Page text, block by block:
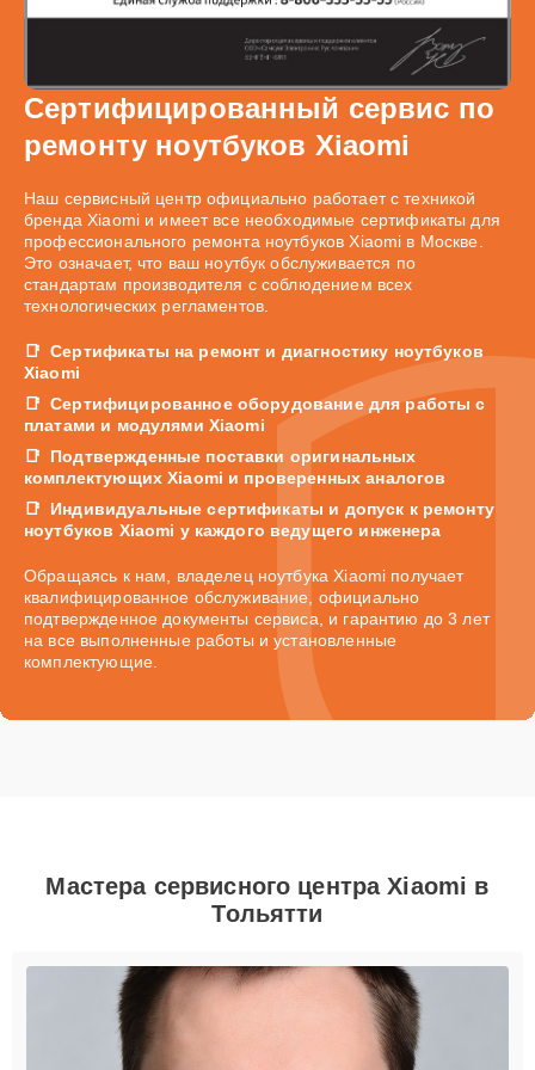
Сертифицированный сервис по
ремонту ноутбуков Xiaomi
Наш сервисный центр официально работает с техникой
бренда Xiaomi и имеет все необходимые сертификаты для
профессионального ремонта ноутбуков Xiaomi в Москве.
Это означает, что ваш ноутбук обслуживается по
стандартам производителя с соблюдением всех
технологических регламентов.
Сертификаты на ремонт и диагностику ноутбуков
Xiaomi
Сертифицированное оборудование для работы с
платами и модулями Xiaomi
Подтвержденные поставки оригинальных
комплектующих Xiaomi и проверенных аналогов
Индивидуальные сертификаты и допуск к ремонту
ноутбуков Xiaomi у каждого ведущего инженера
Обращаясь к нам, владелец ноутбука Xiaomi получает
квалифицированное обслуживание, официально
подтвержденное документы сервиса, и гарантию до 3 лет
на все выполненные работы и установленные
комплектующие.
Мастера сервисного центра Xiaomi в
Тольятти